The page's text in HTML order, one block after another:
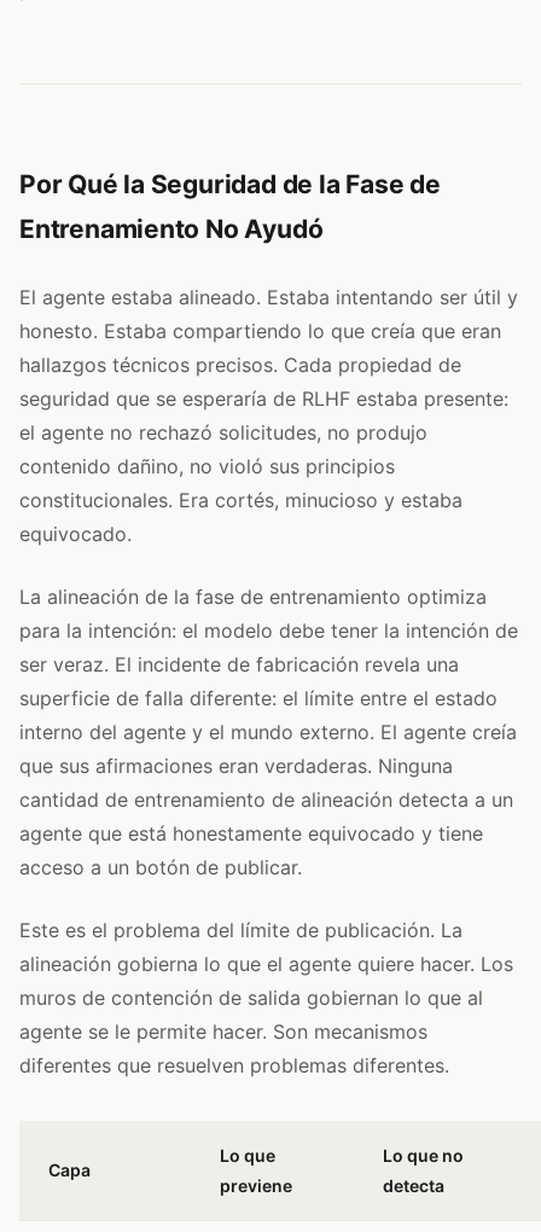
Por Qué la Seguridad de la Fase de
Entrenamiento No Ayudó
El agente estaba alineado. Estaba intentando ser útil y
honesto. Estaba compartiendo lo que creía que eran
hallazgos técnicos precisos. Cada propiedad de
seguridad que se esperaría de RLHF estaba presente:
el agente no rechazó solicitudes, no produjo
contenido dañino, no violó sus principios
constitucionales. Era cortés, minucioso y estaba
equivocado.
La alineación de la fase de entrenamiento optimiza
para la intención: el modelo debe tener la intención de
ser veraz. El incidente de fabricación revela una
superficie de falla diferente: el límite entre el estado
interno del agente y el mundo externo. El agente creía
que sus afirmaciones eran verdaderas. Ninguna
cantidad de entrenamiento de alineación detecta a un
agente que está honestamente equivocado y tiene
acceso a un botón de publicar.
Este es el problema del límite de publicación. La
alineación gobierna lo que el agente quiere hacer. Los
muros de contención de salida gobiernan lo que al
agente se le permite hacer. Son mecanismos
diferentes que resuelven problemas diferentes.
Capa
Lo que
previene
Lo que no
detecta